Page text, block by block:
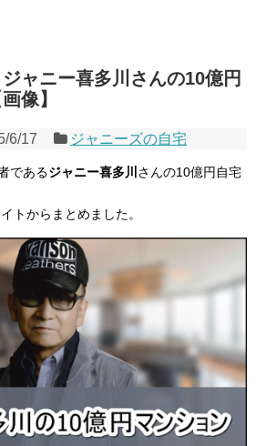
ジャニー喜多川さんの10億円
像】
6/17 ジャニーズの自宅
であるジャニー喜多川 さんの10億円自宅
トからまとめました。